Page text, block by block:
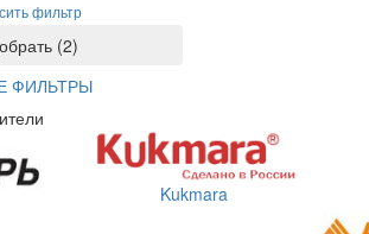
фильтр
(2)
ФИЛЬТРЫ
Kukmara